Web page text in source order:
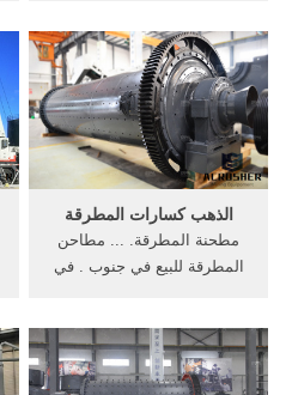
الصغيرة السعر
الذهب كسارات المطرقة
مطحنة المطرقة. ... مطاحن
المطرقة للبيع في جنوب . في